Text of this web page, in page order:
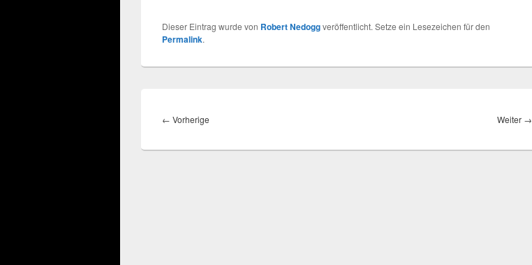
Dieser Eintrag wurde von Robert Nedoggveröffentlicht. Setze ein Lesezeichen für den
Permalink.
← Vorherige Weiter →